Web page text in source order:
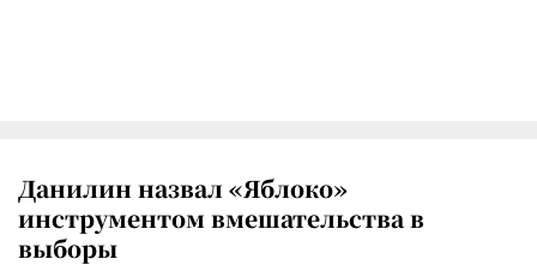
Данилин назвал «Яблоко»
инструментом вмешательства в
выборы